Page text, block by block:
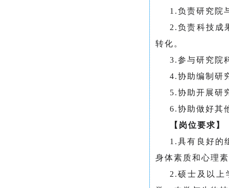
1.负责研究院
2.负责科技成
转化。
3.参与研究院
4.协助编制研
5.协助开展研
6.协助做好其
【岗位要求】
1.具有良好的
身体素质和心理
2.硕士及以上